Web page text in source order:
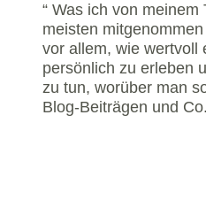
“ Was ich von meinem
meisten
vor allem, wie wertvoll
persönlich zu erleben
zu tun, worüber man
Blog-Beiträgen und